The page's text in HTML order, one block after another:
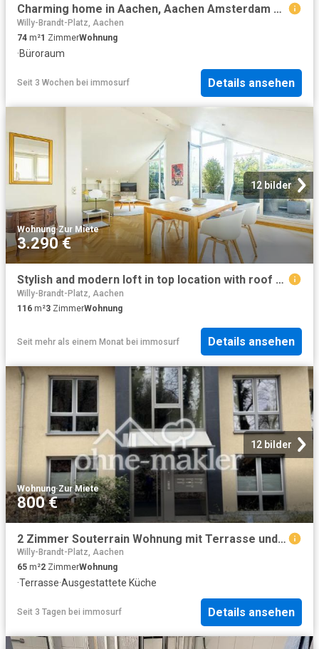
Charming home in Aachen, Aachen Amsterdam Apartments for Rent
Willy-Brandt-Platz, Aachen
74 m²1 ZimmerWohnung
·Büroraum
Seit 3 Wochen bei immosurf Details ansehen
12 bilder
Wohnung·Zur Miete
3.290 €
Stylish and modern loft in top location with roof garden, Aachen
Willy-Brandt-Platz, Aachen
116 m²3 ZimmerWohnung
Seit mehr als einem Monat bei immosurf Details ansehen
12 bilder
Wohnung·Zur Miete
800 €
2 Zimmer Souterrain Wohnung mit Terrasse und EBK
Willy-Brandt-Platz, Aachen
65 m²2 ZimmerWohnung
·Terrasse·Ausgestattete Küche
Seit 3 Tagen bei immosurf Details ansehen